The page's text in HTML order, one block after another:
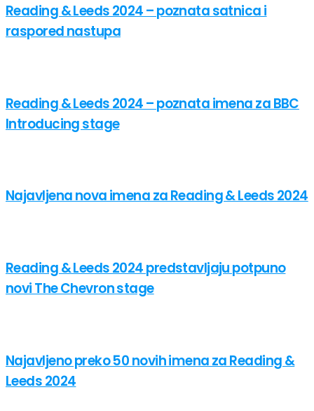
Reading & Leeds 2024 – poznata satnica i
raspored nastupa
Reading & Leeds 2024 – poznata imena za BBC
Introducing stage
Najavljena nova imena za Reading & Leeds 2024
Reading & Leeds 2024 predstavljaju potpuno
novi The Chevron stage
Najavljeno preko 50 novih imena za Reading &
Leeds 2024